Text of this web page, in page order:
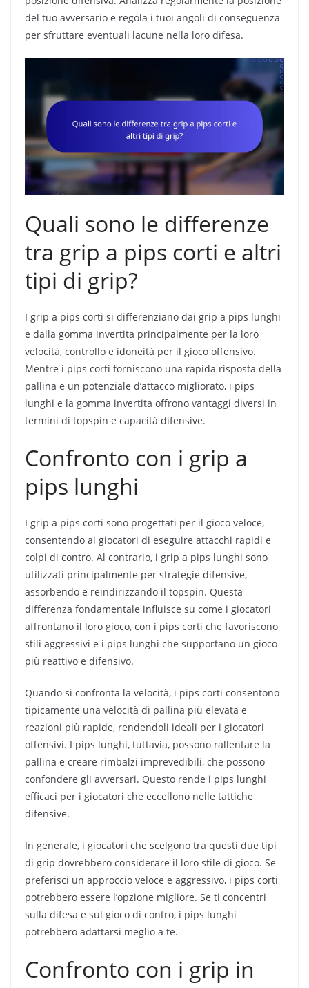
del tuo avversario e regola i tuoi angoli di conseguenza
per sfruttare eventuali lacune nella loro difesa.
Quali sono le differenze
tra grip a pips corti e altri
tipi di grip?
I grip a pips corti si differenziano dai grip a pips lunghi
e dalla gomma invertita principalmente per la loro
velocità, controllo e idoneità per il gioco offensivo.
Mentre i pips corti forniscono una rapida risposta della
pallina e un potenziale d’attacco migliorato, i pips
lunghi e la gomma invertita offrono vantaggi diversi in
termini di topspin e capacità difensive.
Confronto con i grip a
pips lunghi
I grip a pips corti sono progettati per il gioco veloce,
consentendo ai giocatori di eseguire attacchi rapidi e
colpi di contro. Al contrario, i grip a pips lunghi sono
utilizzati principalmente per strategie difensive,
assorbendo e reindirizzando il topspin. Questa
differenza fondamentale influisce su come i giocatori
affrontano il loro gioco, con i pips corti che favoriscono
stili aggressivi e i pips lunghi che supportano un gioco
più reattivo e difensivo.
Quando si confronta la velocità, i pips corti consentono
tipicamente una velocità di pallina più elevata e
reazioni più rapide, rendendoli ideali per i giocatori
offensivi. I pips lunghi, tuttavia, possono rallentare la
pallina e creare rimbalzi imprevedibili, che possono
confondere gli avversari. Questo rende i pips lunghi
efficaci per i giocatori che eccellono nelle tattiche
difensive.
In generale, i giocatori che scelgono tra questi due tipi
di grip dovrebbero considerare il loro stile di gioco. Se
preferisci un approccio veloce e aggressivo, i pips corti
potrebbero essere l’opzione migliore. Se ti concentri
sulla difesa e sul gioco di contro, i pips lunghi
potrebbero adattarsi meglio a te.
Confronto con i grip in